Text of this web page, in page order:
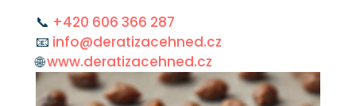
📞 +420 606 366 287
📧 info@deratizacehned.cz
🌐www.deratizacehned.cz